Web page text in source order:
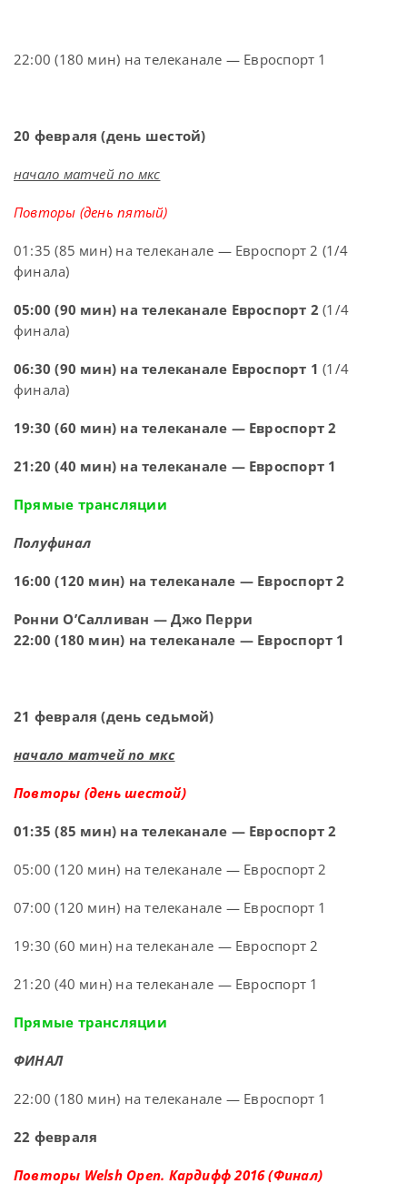
22:00 (180 мин) на телеканале — Евроспорт 1
20 февраля (день шестой)
начало матчей по мкс
Повторы (день пятый)
01:35 (85 мин) на телеканале — Евроспорт 2 (1/4
финала)
05:00 (90 мин) на телеканале Евроспорт 2(1/4
финала)
06:30 (90 мин) на телеканале Евроспорт 1(1/4
финала)
19:30 (60 мин) на телеканале — Евроспорт 2
21:20 (40 мин) на телеканале — Евроспорт 1
Прямые трансляции
Полуфинал
16:00 (120 мин) на телеканале — Евроспорт 2
Ронни О’Салливан — Джо Перри
22:00 (180 мин) на телеканале — Евроспорт 1
21 февраля (день седьмой)
начало матчей по мкс
Повторы (день шестой)
01:35 (85 мин) на телеканале — Евроспорт 2
05:00 (120 мин) на телеканале — Евроспорт 2
07:00 (120 мин) на телеканале — Евроспорт 1
19:30 (60 мин) на телеканале — Евроспорт 2
21:20 (40 мин) на телеканале — Евроспорт 1
Прямые трансляции
ФИНАЛ
22:00 (180 мин) на телеканале — Евроспорт 1
22 февраля
Повторы Welsh Open. Кардифф 2016 (Финал)